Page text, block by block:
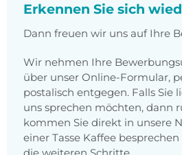
Erkennen Sie sich
Dann freuen wir uns auf Ihre
Wir nehmen Ihre
über unser Online-Formular,
postalisch entgegen. Falls Sie
uns sprechen möchten, dann
kommen Sie direkt in unsere
einer Tasse Kaffee